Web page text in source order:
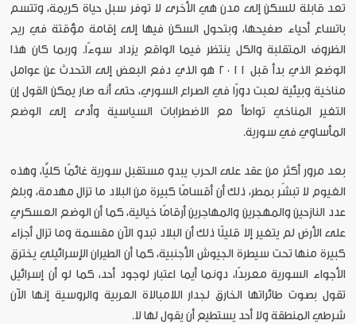
تعد قابلة للسكن إلى مدن هي الأخرى لا توفر سبل حياة كريمة، وتتسم
باتساع أحياء صفيحها، وبتحول السكن فيها إلى إقامة مؤقتة في ريح
الظروف المتقلبة والكل ينتظر فيما الواقع يزداد سوءًا. وربما كان هذا
الوضع الذي بدأ قبل ٢٠١١ هو الذي دفع البعض إلى التحدث عن عوامل
مناخية وبيئية لعبت دورًا في الصراع السوري، حتى أنه صار يمكن القول إن
التغير المناخي تواطأ مع الاضطرابات السياسية وأدى إلى الوضع
المأساوي في سورية.
بعد مرور أكثر من عقد على الحرب يبدو مستقبل سورية غائمًا كليًّا، وهذه
الغيوم لا تبشّر بمطر، ذلك أن أقسامًا كبيرة من البلاد ما تزال مهدمة، وبلغ
عدد النازحين والمهجرين والمهاجرين أرقامًا خيالية، كما أن الوضع العسكري
على الأرض لم يتغير إلا قليلًا ذلك أن البلاد تبدو الآن مقسمة وما تزال أجزاء
كبيرة منها تحت سيطرة الجيوش الأجنبية، كما أن الطيران الإسرائيلي يخترق
الأجواء السورية معربدًا، دونما أيما اعتبار لوجود أحد، كما لو أن إسرائيل
تقول بصوت طائراتها الخارق لجدار اللامبالاة العربية والروسية إنها الآن
شرطي المنطقة ولا أحد يستطيع أن يقول لها لا.